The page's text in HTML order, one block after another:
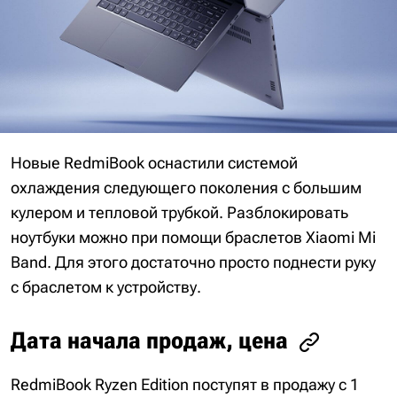
Новые RedmiBook оснастили системой
охлаждения следующего поколения с большим
кулером и тепловой трубкой. Разблокировать
ноутбуки можно при помощи браслетов Xiaomi Mi
Band. Для этого достаточно просто поднести руку
с браслетом к устройству.
Дата начала продаж, цена
RedmiBook Ryzen Edition поступят в продажу с 1